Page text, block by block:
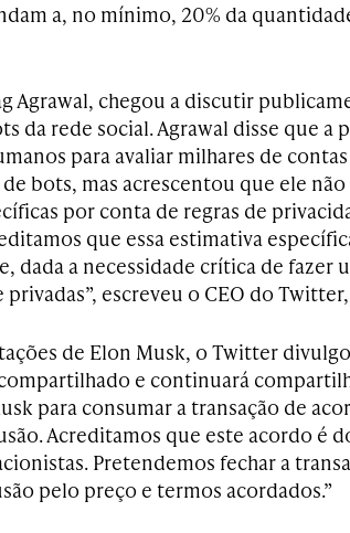
a, no mínimo, 20% da
Agrawal, chegou a discutir
da rede social. Agrawal disse que a
para avaliar milhares de
bots, mas acrescentou que ele
por conta de regras de
que essa estimativa
dada a necessidade crítica de fazer
escreveu o CEO do
de Elon Musk, o Twitter
e continuará
para consumar a transação de
Acreditamos que este acordo é
Pretendemos fechar a
pelo preço e termos acordados.”